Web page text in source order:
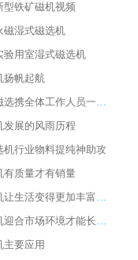
型铁矿磁机视频
磁湿式磁选机
验用室湿式磁选机
扬帆起航
永磁磁选携全体工作人员一起闯
发展的风雨历程
机行业物料提纯神助攻
有质量才有销量
磁选机让生活变得更加丰富多彩
磁选机迎合市场环境才能长远发展
主要应用